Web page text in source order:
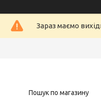
Зараз маємо